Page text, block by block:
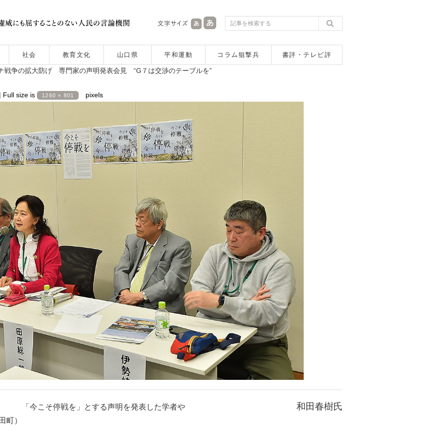
社会 教育文化 山口県 平和運動 コラム狙撃兵 書評・テレビ評
争の拡大防げ 専門家の声明発表会見 “G７は交渉のテーブルを”
| Full size is 1260 × 801 pixels
和田春樹氏
「今こそ停戦を」とする声明を発表した学者や
町）